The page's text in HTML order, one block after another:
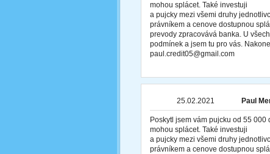
mohou splácet. Také investuji
a pujcky mezi všemi druhy
právníkem a cenove dostupnou
prevody zpracovává banka. U
podmínek a jsem tu pro vás.
paul.credit05@gmail.com
25.02.2021 Paul
Poskytl jsem vám pujcku od 55
mohou splácet. Také investuji
a pujcky mezi všemi druhy
právníkem a cenove dostupnou